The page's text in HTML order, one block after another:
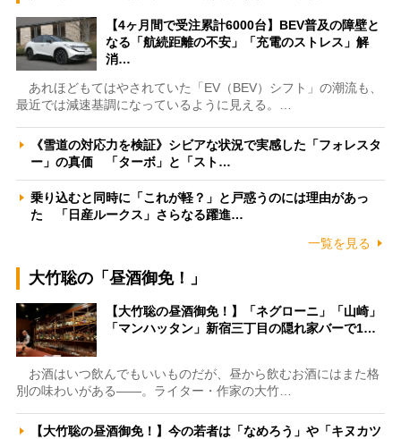
【4ヶ月間で受注累計6000台】BEV普及の障壁と
なる「航続距離の不安」「充電のストレス」解
消…
あれほどもてはやされていた「EV（BEV）シフト」の潮流も、
最近では減速基調になっているように見える。…
《雪道の対応力を検証》シビアな状況で実感した「フォレスタ
ー」の真価 「ターボ」と「スト…
乗り込むと同時に「これが軽？」と戸惑うのには理由があっ
た 「日産ルークス」さらなる躍進…
一覧を見る
大竹聡の「昼酒御免！」
【大竹聡の昼酒御免！】「ネグローニ」「山崎」
「マンハッタン」新宿三丁目の隠れ家バーで1…
お酒はいつ飲んでもいいものだが、昼から飲むお酒にはまた格
別の味わいがある――。ライター・作家の大竹…
【大竹聡の昼酒御免！】今の若者は「なめろう」や「キヌカツ